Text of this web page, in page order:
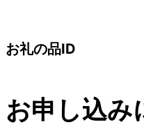
お礼の品ID
お申し込み